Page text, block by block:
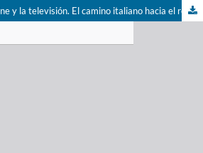
Capítulo 4. Entre el cine y la televisión. El camino italiano hacia el relato transmedia: el caso de Gomorra.